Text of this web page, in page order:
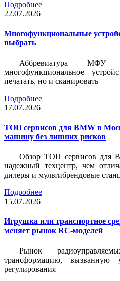
Подробнее
22.07.2026
Многофункциональные
выбрать
Аббревиатура МФУ
многофункциональное
печатать, но и сканировать
Подробнее
17.07.2026
ТОП сервисов для BMW в
машину без лишних рисков
Обзор ТОП сервисов для
надежный техцентр, чем
дилеры и мультибрендовые
Подробнее
15.07.2026
Игрушка или транспортное
меняет рынок RC-моделей
Рынок
трансформацию, вызванную
регулирования